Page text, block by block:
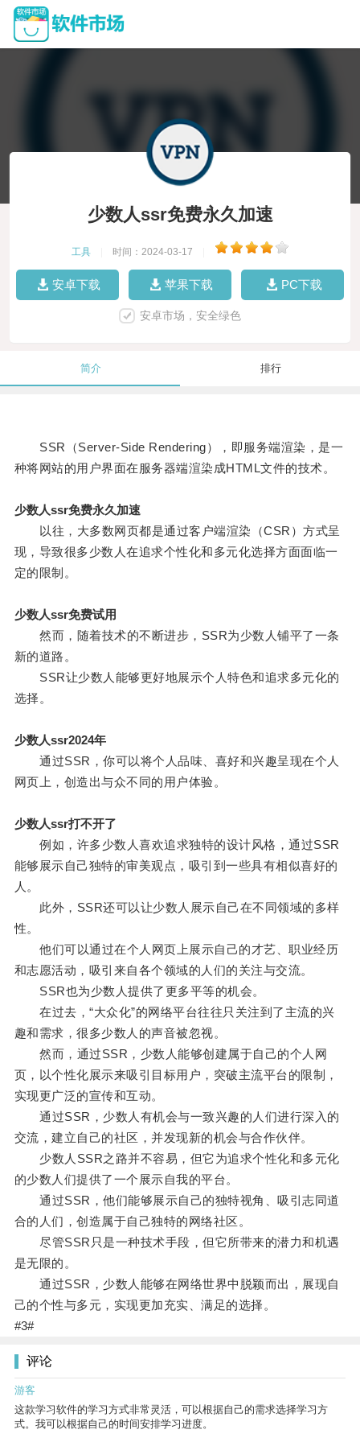
少数人ssr免费永久加速
工具 时间：2024-03-17
安卓下载 苹果下载 PC下载
安卓市场，安全绿色
简介 排行
SSR（Server-Side Rendering），即服务端渲染，是一
种将网站的用户界面在服务器端渲染成HTML文件的技术。
少数人ssr免费永久加速
以往，大多数网页都是通过客户端渲染（CSR）方式呈
现，导致很多少数人在追求个性化和多元化选择方面面临一
定的限制。
少数人ssr免费试用
然而，随着技术的不断进步，SSR为少数人铺平了一条
新的道路。
SSR让少数人能够更好地展示个人特色和追求多元化的
选择。
少数人ssr2024年
通过SSR，你可以将个人品味、喜好和兴趣呈现在个人
网页上，创造出与众不同的用户体验。
少数人ssr打不开了
例如，许多少数人喜欢追求独特的设计风格，通过SSR
能够展示自己独特的审美观点，吸引到一些具有相似喜好的
人。
此外，SSR还可以让少数人展示自己在不同领域的多样
性。
他们可以通过在个人网页上展示自己的才艺、职业经历
和志愿活动，吸引来自各个领域的人们的关注与交流。
SSR也为少数人提供了更多平等的机会。
在过去，“大众化”的网络平台往往只关注到了主流的兴
趣和需求，很多少数人的声音被忽视。
然而，通过SSR，少数人能够创建属于自己的个人网
页，以个性化展示来吸引目标用户，突破主流平台的限制，
实现更广泛的宣传和互动。
通过SSR，少数人有机会与一致兴趣的人们进行深入的
交流，建立自己的社区，并发现新的机会与合作伙伴。
少数人SSR之路并不容易，但它为追求个性化和多元化
的少数人们提供了一个展示自我的平台。
通过SSR，他们能够展示自己的独特视角、吸引志同道
合的人们，创造属于自己独特的网络社区。
尽管SSR只是一种技术手段，但它所带来的潜力和机遇
是无限的。
通过SSR，少数人能够在网络世界中脱颖而出，展现自
己的个性与多元，实现更加充实、满足的选择。
#3#
评论
游客
这款学习软件的学习方式非常灵活，可以根据自己的需求选择学习方
式。我可以根据自己的时间安排学习进度。